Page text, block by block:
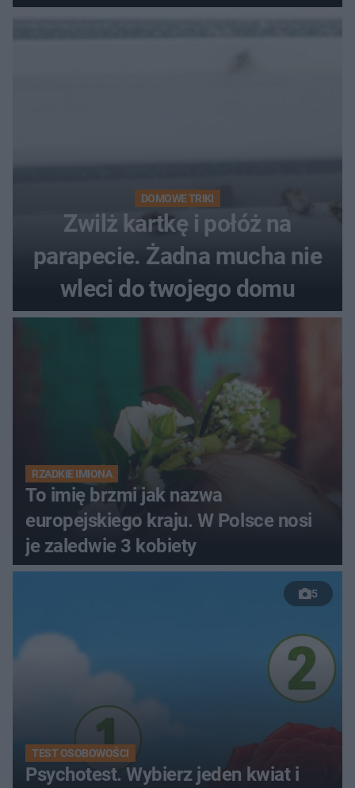
DOMOWE TRIKI
Zwilż kartkę i połóż na
parapecie. Żadna mucha nie
wleci do twojego domu
RZADKIE IMIONA
To imię brzmi jak nazwa
europejskiego kraju. W Polsce nosi
je zaledwie 3 kobiety
5
TEST OSOBOWOŚCI
Psychotest. Wybierz jeden kwiat i